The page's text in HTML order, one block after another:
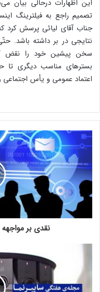
این اظهارات درحالی بیان
تصمیم راجع به فیلترینگ
جناب آقای لیائی پرسش کرد
نتایجی در بر داشته باشد.
سخن پیشین خود را نقض
بسترهای مناسب دیگری تا
اعتماد عمومی و یأس
نقدی بر مواجهه‌